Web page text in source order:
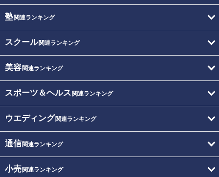
塾関連ランキング
スクール関連ランキング
美容関連ランキング
スポーツ＆ヘルス 関連ランキング
ウエディング関連ランキング
通信関連ランキング
小売関連ランキング